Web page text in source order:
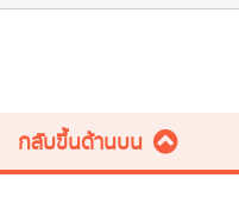
กลับขึ้นด้านบน